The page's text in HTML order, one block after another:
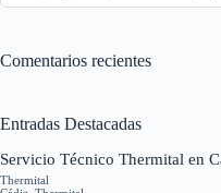
Comentarios recientes
Entradas Destacadas
Servicio Técnico Thermital en
Thermital